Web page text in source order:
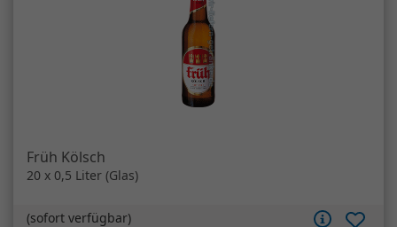
Früh Kölsch
20 x 0,5 Liter (Glas)
(sofort verfügbar)